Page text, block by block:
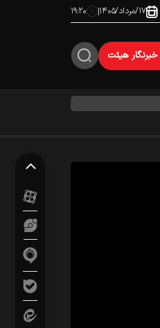
۱۷/مرداد/۱۴۰۵ ۱۹:۲۰
خبرنگار هیئت